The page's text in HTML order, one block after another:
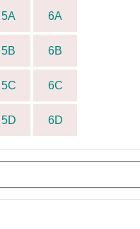
5A 6A
5B 6B
5C 6C
5D 6D